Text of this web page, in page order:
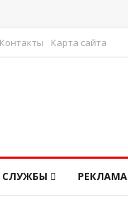
Контакты Карта сайта
СЛУЖБЫ РЕКЛАМА